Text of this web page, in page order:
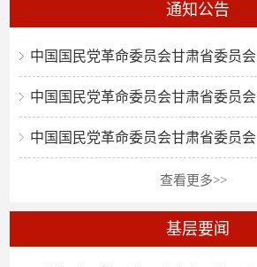
通知公告
中国国民党革命委员会甘肃省委员会
中国国民党革命委员会甘肃省委员会
中国国民党革命委员会甘肃省委员会
查看更多>>
基层要闻